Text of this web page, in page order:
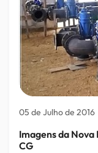
05 de Julho de 2016
Imagens da
CG